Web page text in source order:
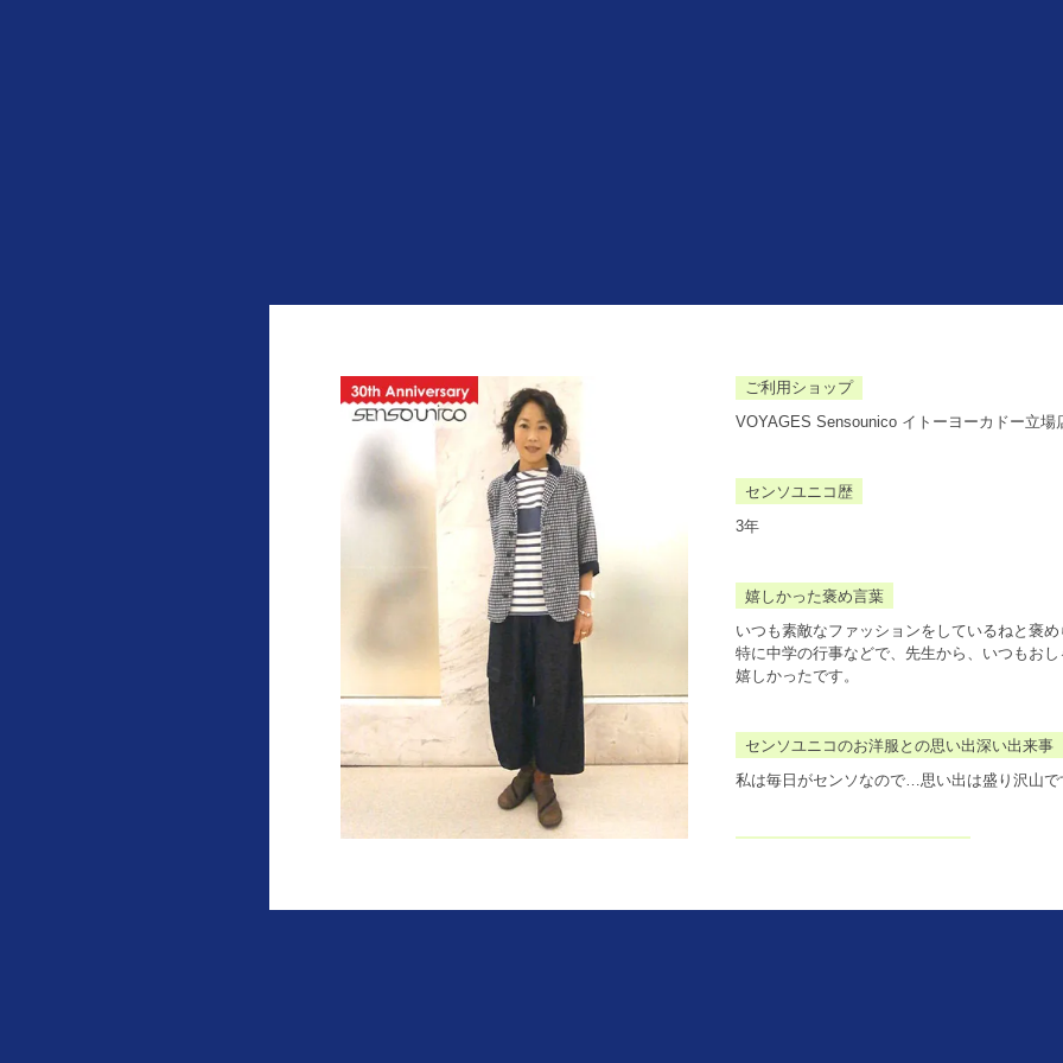
ご利用ショップ
VOYAGES Sensounico イトーヨーカドー立場
センソユニコ歴
3年
嬉しかった褒め言葉
いつも素敵なファッションをしているねと褒
特に中学の行事などで、先生から、いつもお
嬉しかったです。
センソユニコのお洋服との思い出深い出来事
私は毎日がセンソなので…思い出は盛り沢山で
その為にも、頑張って働きます。